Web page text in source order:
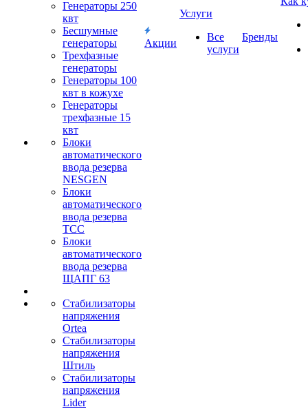
Генераторы 250
квт
Бесшумные
генераторы
Трехфазные
генераторы
Генераторы 100
квт в кожухе
Генераторы
трехфазные 15
квт
Блоки
автоматического
ввода резерва
NESGEN
Блоки
автоматического
ввода резерва
ТСС
Блоки
автоматического
ввода резерва
ЩАПГ 63
Стабилизаторы
напряжения
Ortea
Стабилизаторы
напряжения
Штиль
Стабилизаторы
напряжения
Lider
Акции
Услуги
Все
услуги
Бренды